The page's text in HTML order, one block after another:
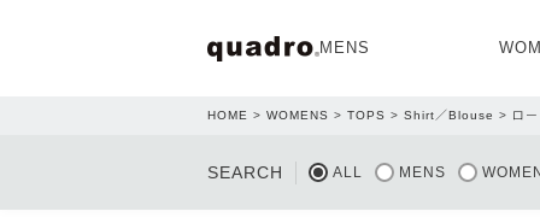
MENS
HOME WOMENS TOPS Shirt／Blouse ロ
SEARCH ALL MENS